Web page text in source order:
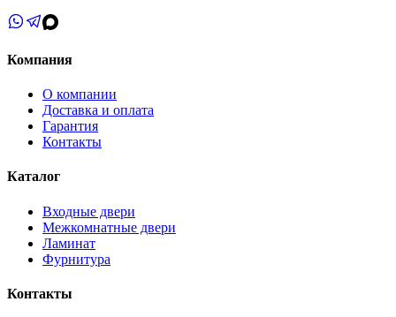
Компания
О компании
Доставка и оплата
Гарантия
Контакты
Каталог
Входные двери
Межкомнатные двери
Ламинат
Фурнитура
Контакты